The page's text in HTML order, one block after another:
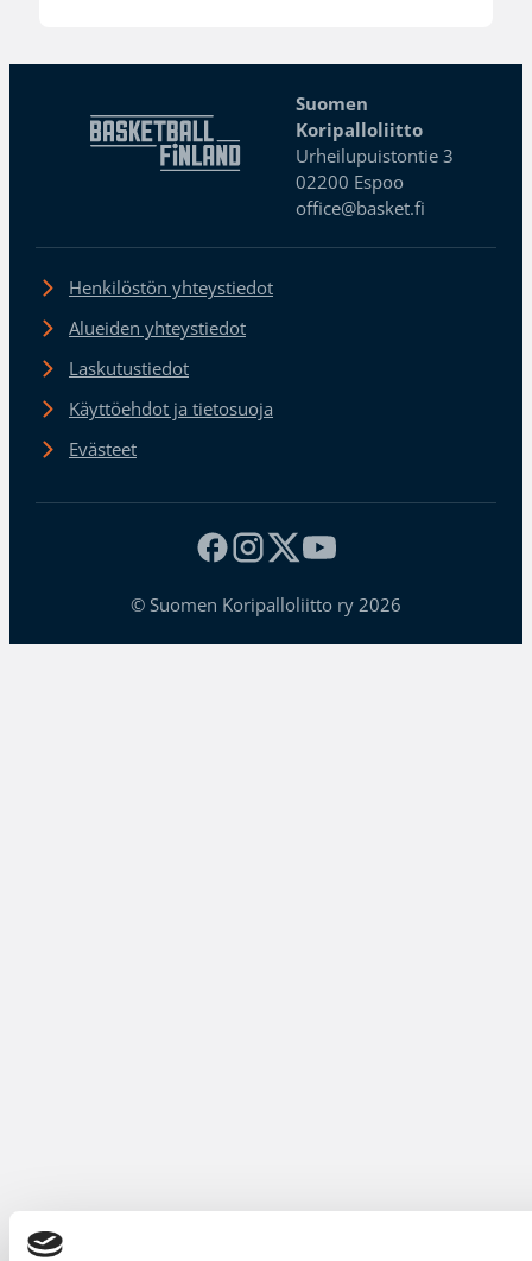
Suomen
Koripalloliitto
Urheilupuistontie 3
02200 Espoo
office@basket.fi
Henkilöstön yhteystiedot
Alueiden yhteystiedot
Laskutustiedot
Käyttöehdot ja tietosuoja
Evästeet
© Suomen Koripalloliitto ry 2026